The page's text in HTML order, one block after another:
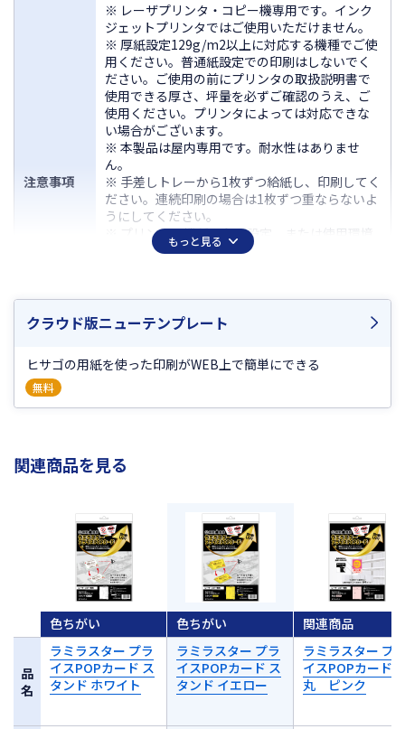
注意事項
※ レーザプリンタ・コピー機専用です。インク
ジェットプリンタではご使用いただけません。
※ 厚紙設定129g/m2以上に対応する機種でご使
用ください。普通紙設定での印刷はしないでく
ださい。ご使用の前にプリンタの取扱説明書で
使用できる厚さ、坪量を必ずご確認のうえ、ご
使用ください。プリンタによっては対応できな
い場合がございます。
※ 本製品は屋内専用です。耐水性はありませ
ん。
※ 手差しトレーから1枚ずつ給紙し、印刷してく
ださい。連続印刷の場合は1枚ずつ重ならないよ
うにしてください。
※ プリンタの機種や印刷設定、または使用環境
により以下のような問題が発生する場合があり
や紙詰まり■印刷後のカール■時間経過による
変色や退色
対応ソフト
サイズ
A4タテ 210×297mm
210×99mm
3
0.23mm
もっと見る
クラウド版ニューテンプレート
ヒサゴの用紙を使った印刷がWEB上で簡単にできる
無料
関連商品を見る
品
名
色ちがい
ラミラスター プラ
イスPOPカード ス
タンド ホワイト
色ちがい
ラミラスター プラ
イスPOPカード ス
タンド イエロー
関連商品
ラミラスター プ
イスPOPカード
丸 ピンク